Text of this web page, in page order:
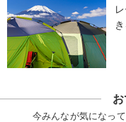
今みんなが気になっ